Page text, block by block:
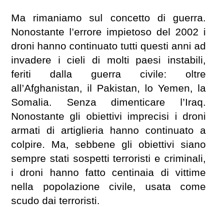
Ma rimaniamo sul concetto di guerra.
Nonostante l’errore impietoso del 2002 i
droni hanno continuato tutti questi anni ad
invadere i cieli di molti paesi instabili,
feriti dalla guerra civile: oltre
all’Afghanistan, il Pakistan, lo Yemen, la
Somalia. Senza dimenticare l’Iraq.
Nonostante gli obiettivi imprecisi i droni
armati di artiglieria hanno continuato a
colpire. Ma, sebbene gli obiettivi siano
sempre stati sospetti terroristi e criminali,
i droni hanno fatto centinaia di vittime
nella popolazione civile, usata come
scudo dai terroristi.